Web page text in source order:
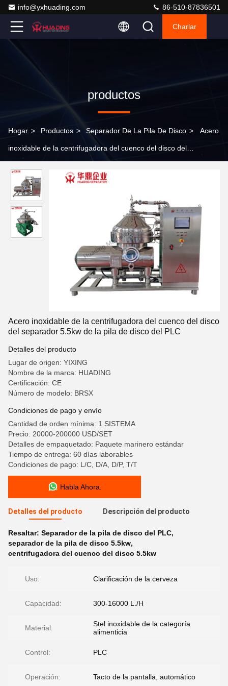
info@yxhuading.com 86-510-87836501
Charlar
productos
Hogar > Productos > Separador De La Pila De Disco > Acero
inoxidable de la centrifugadora del cuenco del disco del
Acero inoxidable de la centrifugadora del cuenco del disco
del separador 5.5kw de la pila de disco del PLC
Detalles del producto
Lugar de origen: YIXING
Nombre de la marca: HUADING
Certificación: CE
Número de modelo: BRSX
Condiciones de pago y envío
Cantidad de orden mínima: 1 SISTEMA
Precio: 20000-200000 USD/SET
Detalles de empaquetado: Paquete marinero estándar
Tiempo de entrega: 60 días laborables
Condiciones de pago: L/C, D/A, D/P, T/T
Habla Ahora.
Detalles del producto Descripción del producto
Resaltar: Separador de la pila de disco del PLC,
separador de la pila de disco 5.5kw,
centrifugadora del cuenco del disco 5.5kw
Uso: Clarificación de la cerveza
Capacidad: 300-16000 L./H
Material:
Stel inoxidable de la categoría
alimenticia
Control: PLC
Operación: Tacto de la pantalla, automático